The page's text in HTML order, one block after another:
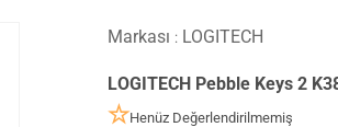
Markası : LOGITECH
LOGITECH Pebble Keys 2
Henüz Değerlendirilmemiş